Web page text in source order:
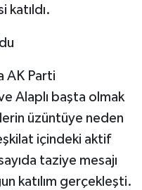
katıldı.
AK Parti
Alaplı başta olmak
üzüntüye neden
içindeki aktif
taziye mesajı
katılım gerçekleşti.